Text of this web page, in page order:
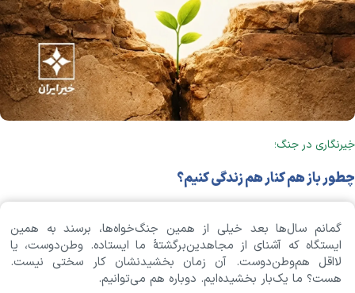
خِیرنگاری در جنگ؛
چطور باز هم کنار هم زندگی کنیم؟
گمانم سال‌ها بعد خیلی از همین جنگ‌خواه‌ها، برسند به همین
ایستگاه که آشنای از مجاهدین‌برگشتهٔ ما ایستاده. وطن‌دوست، یا
لااقل هم‌وطن‌دوست. آن زمان بخشیدنشان کار سختی نیست.
هست؟‌ ما یک‌بار بخشیده‌ایم. دوباره هم می‌توانیم.